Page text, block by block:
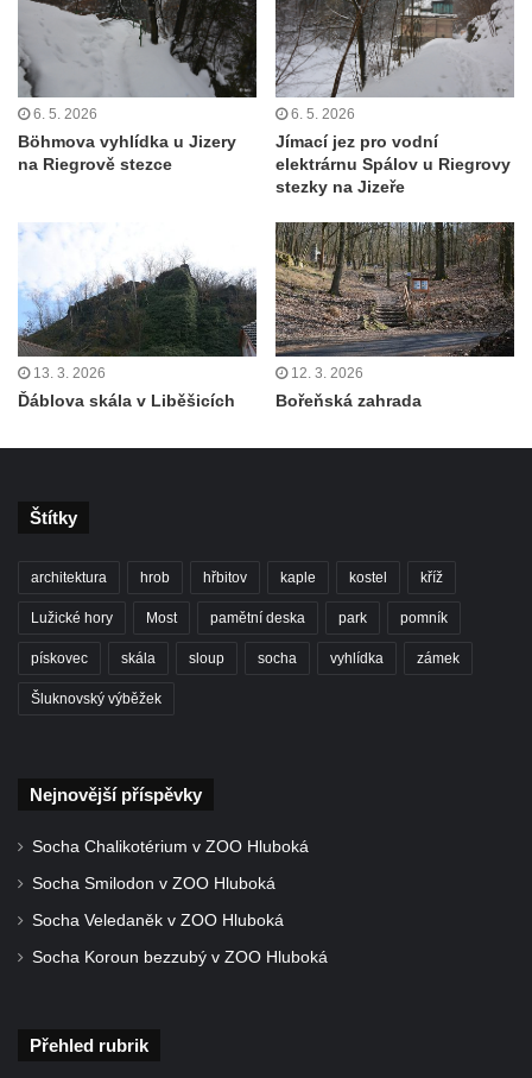
Kinského vyhlídka (Besedické skály)
Vyhlídka Kde domov můj (Besedické skály)
Jeskyně Matěje Krocínovského v
Besedických skalách
Husníkova vyhlídka (Besedické skály)
Masarykova vyhlídka (Besedické skály)
Vyhlídka Sokol (Besedické skály)
Lafitova vyhlídka pod Křížovou horou
Vyhlídka pod Křížovou horou u Pohořan
Hraběcí vyhlídka u Rabštejna nad Střelou
cyklostezky Varhany
Vyhlídka nad jezírkem v Srbské Kamenici
Vyhlídka Jaroslava Srby
Výšina královny Vilemíny
Vyhlídka Václava Krčila
Vyhlídka Mlynářův kámen
Vyhlídky na Řípu (Mělnická, Roudnická,
Růžová vyhlídka nad kaňonem Labe
6. 5. 2026
Böhmova vyhlídka u Jizery
na Riegrově stezce
6. 5. 2026
Jímací jez pro vodní
elektrárnu Spálov u Riegrovy
stezky na Jizeře
13. 3. 2026
Ďáblova skála v Liběšicích
12. 3. 2026
Bořeňská zahrada
Štítky
architektura hrob hřbitov kaple kostel kříž
Lužické hory Most pamětní deska park pomník
pískovec skála sloup socha vyhlídka zámek
Šluknovský výběžek
Nejnovější příspěvky
Socha Chalikotérium v ZOO Hluboká
Socha Smilodon v ZOO Hluboká
Socha Veledaněk v ZOO Hluboká
Socha Koroun bezzubý v ZOO Hluboká
Přehled rubrik